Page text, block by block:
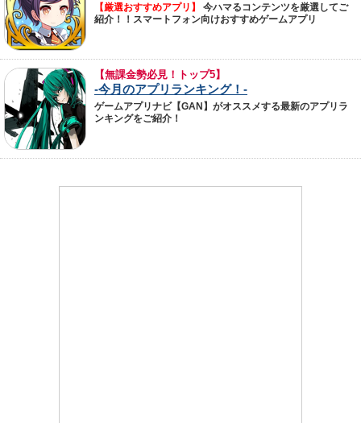
【厳選おすすめアプリ】
今ハマるコンテンツを厳選してご
紹介！！スマートフォン向けおすすめゲームアプリ
【無課金勢必見！トップ5】
-今月のアプリランキング！-
ゲームアプリナビ【GAN】がオススメする最新のアプリラ
ンキングをご紹介！